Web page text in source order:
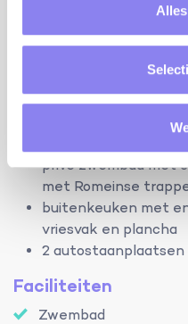
badkamer met
terrein:
privé zwembad met
met Romeinse
buitenkeuken met
vriesvak en plancha
2
Faciliteiten
Zwembad